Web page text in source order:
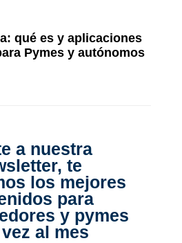
qué es y aplicaciones
Pymes y autónomos
a nuestra
te
los mejores
para
y pymes
al mes